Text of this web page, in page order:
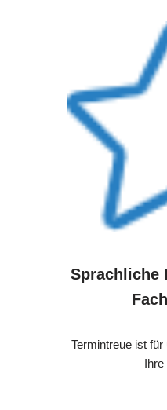
Sprachliche
Termintreue ist
– Ihre